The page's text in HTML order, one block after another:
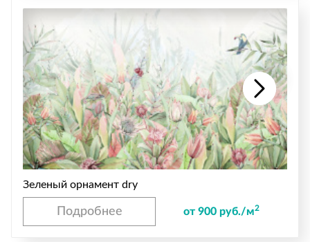
Зеленый орнамент dry
Подробнее от 900 руб./м2